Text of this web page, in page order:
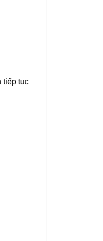
tiếp tục